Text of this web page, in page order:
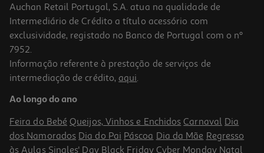
Apple Pencil Pro
149.99 €/un
149,99 €
Auchan Retail Portugal, S.A. atua na qualidade de
Intermediário de Crédito a título acessório com
exclusividade, registado no Banco de Portugal com o nº
7952.
Informação referente à prestação de serviços de
intermediação de crédito, aqui.
Ao longo do ano
Feira do Bebé Queijos, Vinhos e Enchidos Carnaval Dia
dos Namorados Dia do Pai Páscoa Dia da Mãe Regresso
às Aulas Singles' Day Black Friday Cyber Monday Natal